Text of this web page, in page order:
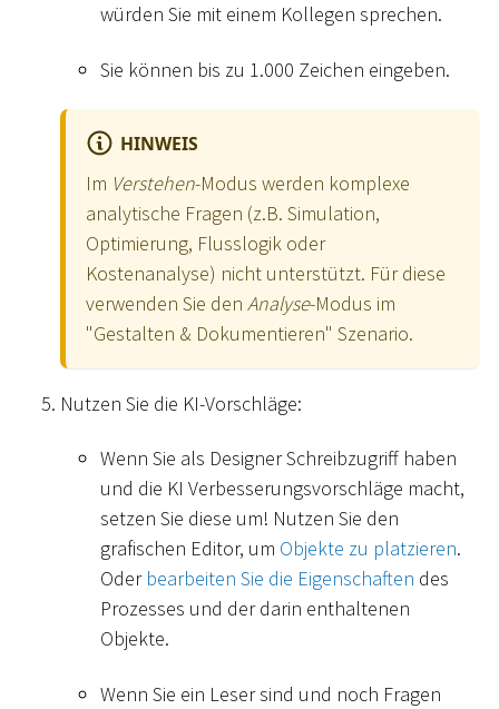
würden Sie mit einem Kollegen sprechen.
Sie können bis zu 1.000 Zeichen eingeben.
HINWEIS
Im Verstehen-Modus werden komplexe
analytische Fragen (z.B. Simulation,
Optimierung, Flusslogik oder
Kostenanalyse) nicht unterstützt. Für diese
verwenden Sie den Analyse-Modus im
"Gestalten & Dokumentieren" Szenario.
Nutzen Sie die KI-Vorschläge:
Wenn Sie als Designer Schreibzugriff haben
und die KI Verbesserungsvorschläge macht,
setzen Sie diese um! Nutzen Sie den
grafischen Editor, um Objekte zu platzieren.
Oder bearbeiten Sie die Eigenschaften des
Prozesses und der darin enthaltenen
Objekte.
Wenn Sie ein Leser sind und noch Fragen